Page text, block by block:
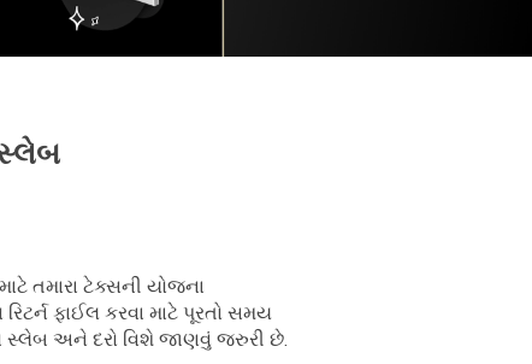
તમારા ટેક્સની યોજના
ફાઈલ કરવા માટે પૂરતો સમય
સ્લેબ અને દરો વિશે જાણવું જરુરી છે.